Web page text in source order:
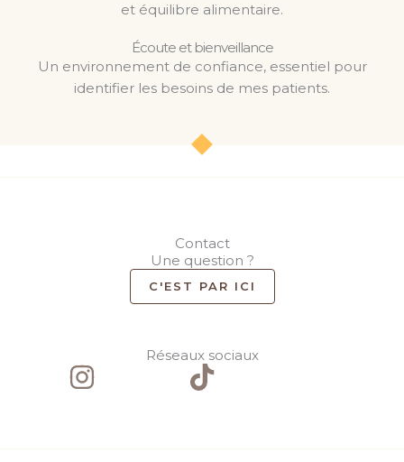
et équilibre alimentaire.
Écoute et bienveillance
Un environnement de confiance, essentiel pour
identifier les besoins de mes patients.
Contact
Une question ?
C'EST PAR ICI
Réseaux sociaux